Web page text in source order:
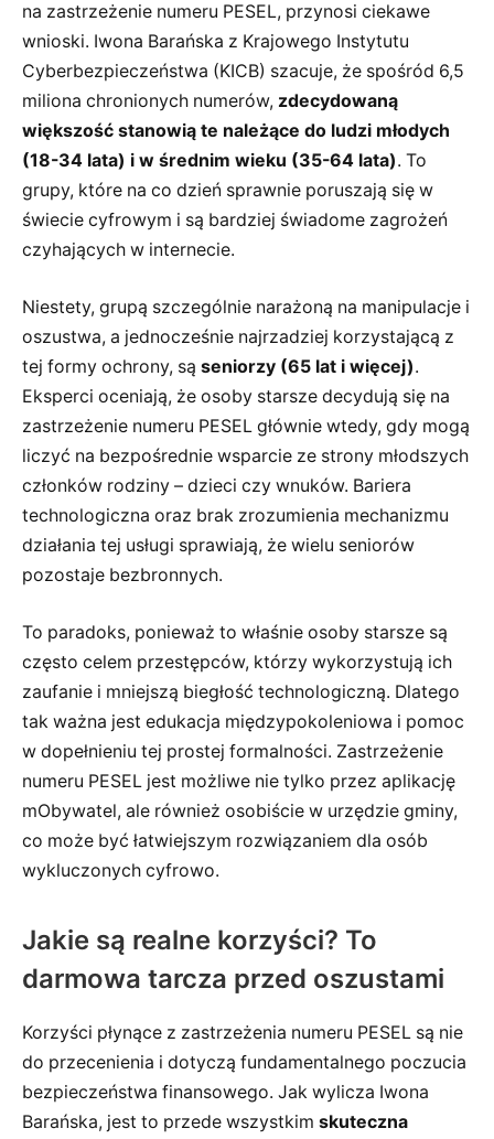
na zastrzeżenie numeru PESEL, przynosi ciekawe
wnioski. Iwona Barańska z Krajowego Instytutu
Cyberbezpieczeństwa (KICB) szacuje, że spośród 6,5
miliona chronionych numerów, zdecydowaną
większość stanowią te należące do ludzi młodych
(18-34 lata) i w średnim wieku (35-64 lata). To
grupy, które na co dzień sprawnie poruszają się w
świecie cyfrowym i są bardziej świadome zagrożeń
czyhających w internecie.
Niestety, grupą szczególnie narażoną na manipulacje i
oszustwa, a jednocześnie najrzadziej korzystającą z
tej formy ochrony, są seniorzy (65 lat i więcej).
Eksperci oceniają, że osoby starsze decydują się na
zastrzeżenie numeru PESEL głównie wtedy, gdy mogą
liczyć na bezpośrednie wsparcie ze strony młodszych
członków rodziny – dzieci czy wnuków. Bariera
technologiczna oraz brak zrozumienia mechanizmu
działania tej usługi sprawiają, że wielu seniorów
pozostaje bezbronnych.
To paradoks, ponieważ to właśnie osoby starsze są
często celem przestępców, którzy wykorzystują ich
zaufanie i mniejszą biegłość technologiczną. Dlatego
tak ważna jest edukacja międzypokoleniowa i pomoc
w dopełnieniu tej prostej formalności. Zastrzeżenie
numeru PESEL jest możliwe nie tylko przez aplikację
mObywatel, ale również osobiście w urzędzie gminy,
co może być łatwiejszym rozwiązaniem dla osób
wykluczonych cyfrowo.
Jakie są realne korzyści? To
darmowa tarcza przed oszustami
Korzyści płynące z zastrzeżenia numeru PESEL są nie
do przecenienia i dotyczą fundamentalnego poczucia
bezpieczeństwa finansowego. Jak wylicza Iwona
Barańska, jest to przede wszystkim skuteczna